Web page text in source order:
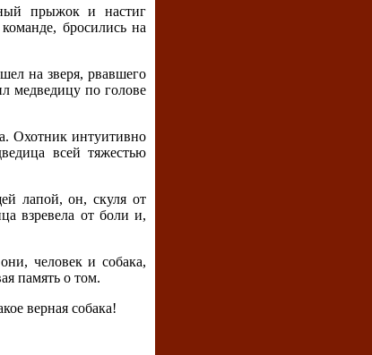
прыжок и настиг
бросились на
на зверя, рвавшего
медведицу по голове
Охотник интуитивно
всей тяжестью
лапой, он, скуля от
взревела от боли и,
человек и собака,
память о том.
верная собака!